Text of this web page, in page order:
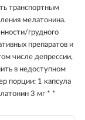
транспортным
мелатонина.
грудного
препаратов и
числе депрессии,
в недоступном
порции: 1 капсула
3 мг * *